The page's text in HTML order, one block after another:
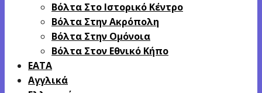
Βόλτα Στο Ιστορικό Κέντρο
Βόλτα Στην Ακρόπολη
Βόλτα Στην Ομόνοια
Βόλτα Στον Εθνικό Κήπο
EATA
Αγγλικά